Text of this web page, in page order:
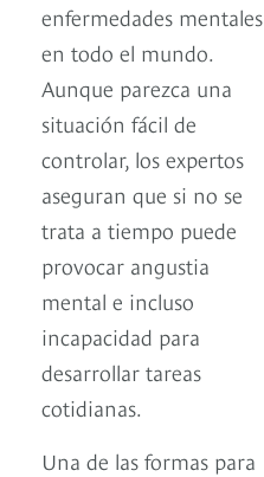
enfermedades mentales
en todo el mundo.
Aunque parezca una
situación fácil de
controlar, los expertos
aseguran que si no se
trata a tiempo puede
provocar angustia
mental e incluso
incapacidad para
desarrollar tareas
cotidianas.
Una de las formas para